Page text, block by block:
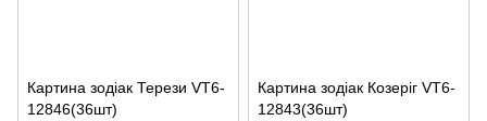
Картина зодіак Терези VT6-
12846(36шт)
Картина зодіак Козеріг VT6-
12843(36шт)